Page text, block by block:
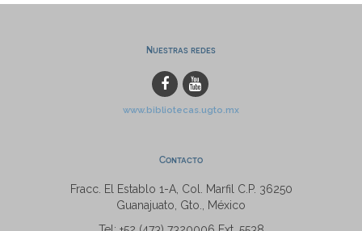
Nuestras redes
www.bibliotecas.ugto.mx
Contacto
Fracc. El Establo 1-A, Col. Marfil C.P. 36250
Guanajuato, Gto., México